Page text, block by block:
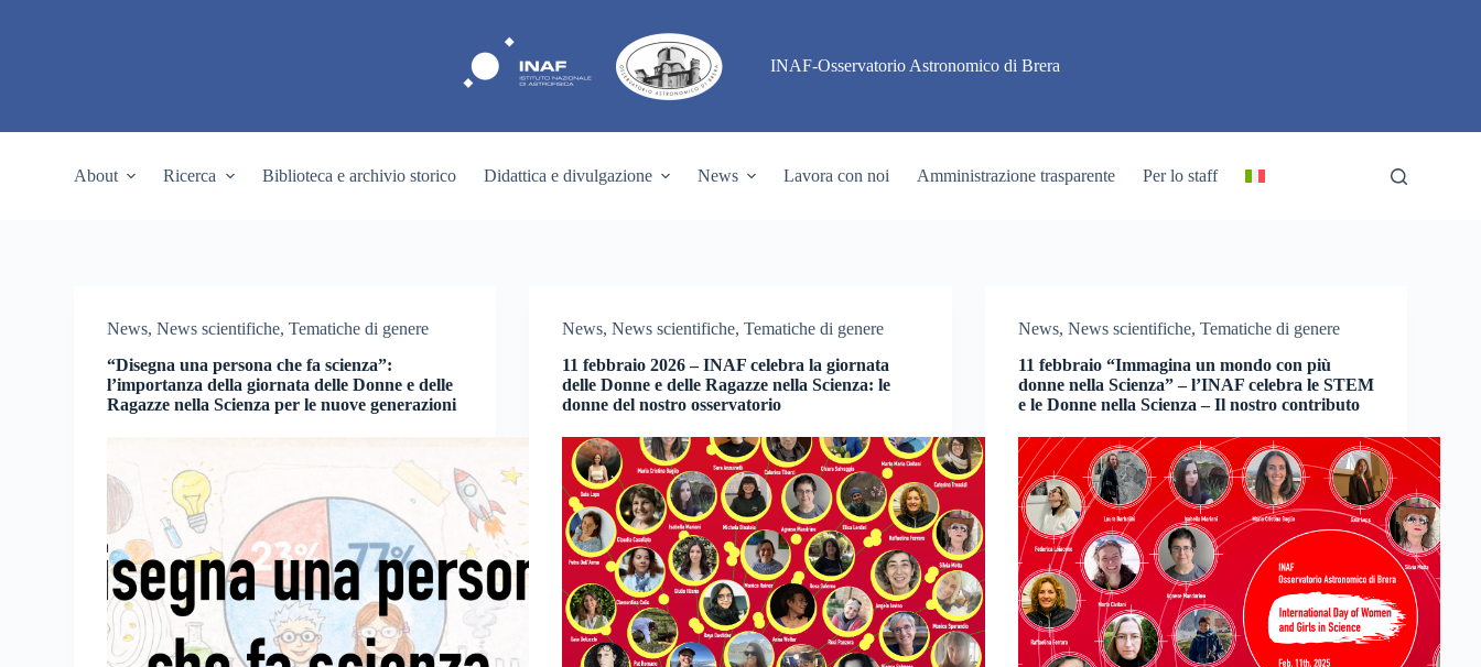
INAF-Osservatorio Astronomico di Brera
About Ricerca Biblioteca e archivio storico Didattica e divulgazione News Lavora con noi Amministrazione trasparente Per lo staff
News,News scientifiche,Tematiche di genere
“Disegna una persona che fa scienza”:
l’importanza della giornata delle Donne e delle
Ragazze nella Scienza per le nuove generazioni
News,News scientifiche,Tematiche di genere
11 febbraio 2026 – INAF celebra la giornata
delle Donne e delle Ragazze nella Scienza: le
donne del nostro osservatorio
News, News scientifiche, Tematiche di genere
11 febbraio “Immagina un mondo con più
donne nella Scienza” – l’INAF celebra le STEM
e le Donne nella Scienza – Il nostro contributo